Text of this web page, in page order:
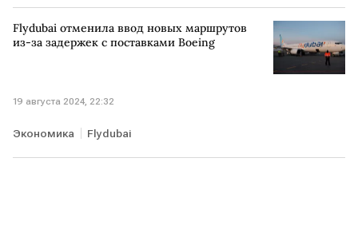
Flydubai отменила ввод новых маршрутов
из-за задержек с поставками Boeing
19 августа 2024, 22:32
Экономика Flydubai